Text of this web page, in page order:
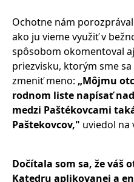
Ochotne nám
ako ju vieme využiť v
spôsobom okomentoval
priezvisku, ktorým sme
zmeniť meno: „Môjmu
rodnom liste napísať
medzi Paštékovcami
Paštekovcov," uviedol na
Dočítala som sa, že váš
Katedru aplikovanej a